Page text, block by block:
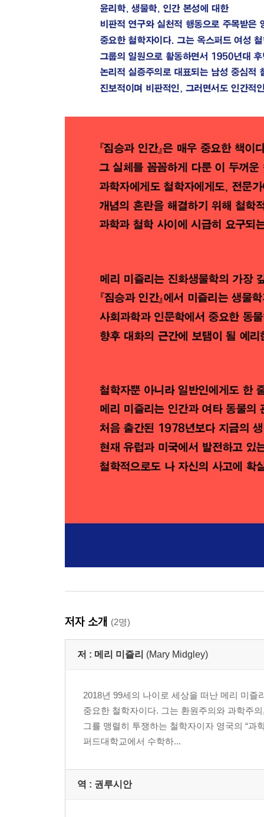
저자 소개 (2명)
저 : 메리 미즐리 (Mary Midgley)
2018년 99세의 나이로 세상을 떠난 메리 미
중요한 철학자이다. 그는 환원주의와 과학주
그를 맹렬히 투쟁하는 철학자이자 영국의 “과
퍼드대학교에서 수학하...
역 : 권루시안